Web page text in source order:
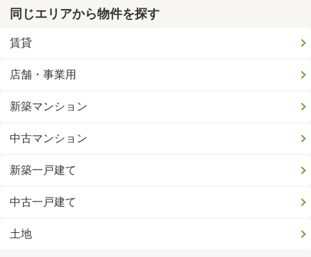
同じエリアから物件を探す
賃貸
店舗・事業用
新築マンション
中古マンション
新築一戸建て
中古一戸建て
土地